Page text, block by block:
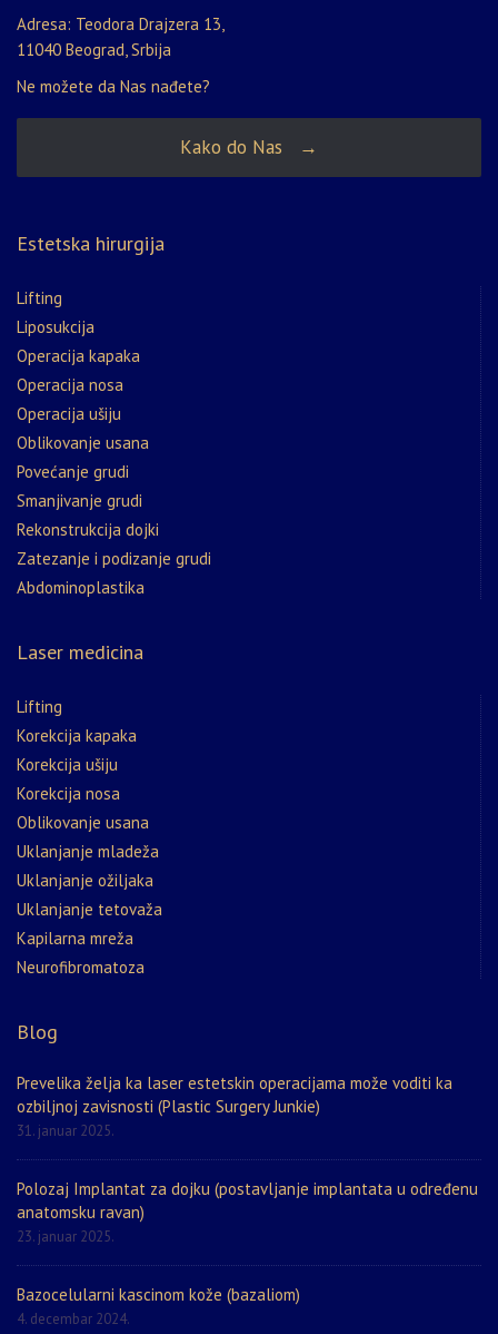
Adresa: Teodora Drajzera 13,
11040 Beograd, Srbija
Ne možete da Nas nađete?
Kako do Nas →
Estetska hirurgija
Lifting
Liposukcija
Operacija kapaka
Operacija nosa
Operacija ušiju
Oblikovanje usana
Povećanje grudi
Smanjivanje grudi
Rekonstrukcija dojki
Zatezanje i podizanje grudi
Abdominoplastika
Laser medicina
Lifting
Korekcija kapaka
Korekcija ušiju
Korekcija nosa
Oblikovanje usana
Uklanjanje mladeža
Uklanjanje ožiljaka
Uklanjanje tetovaža
Kapilarna mreža
Neurofibromatoza
Blog
Prevelika želja ka laser estetskin operacijama može voditi ka
ozbiljnoj zavisnosti (Plastic Surgery Junkie)
31. januar 2025.
Polozaj Implantat za dojku (postavljanje implantata u određenu
anatomsku ravan)
23. januar 2025.
Bazocelularni kascinom kože (bazaliom)
4. decembar 2024.